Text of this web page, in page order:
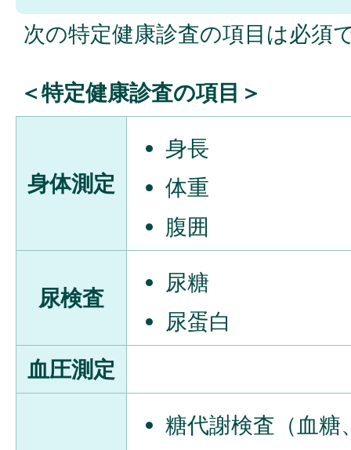
次の特定健康診査の項目は必須
＜特定健康診査の項目＞
身体測定
身長
体重
腹囲
尿検査
尿糖
尿蛋白
血圧測定
糖代謝検査（血